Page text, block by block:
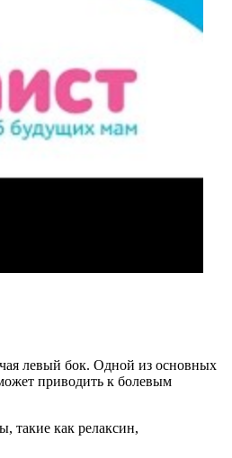
левый бок. Одной из основных
приводить к болевым
такие как релаксин,